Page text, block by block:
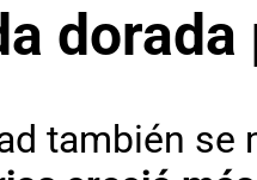
también se